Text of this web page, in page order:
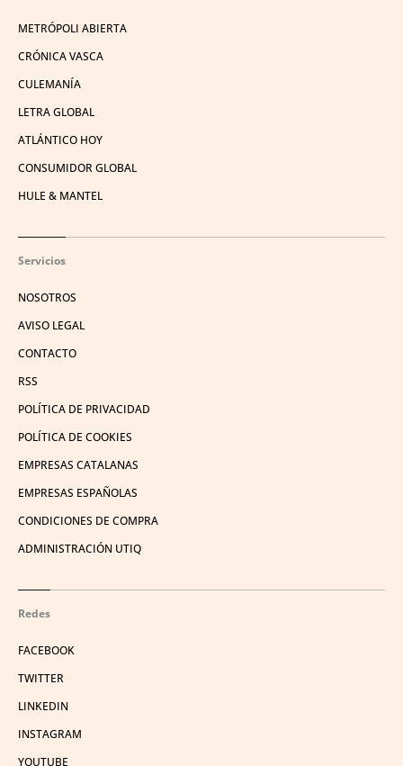
METRÓPOLI ABIERTA
CRÓNICA VASCA
CULEMANÍA
LETRA GLOBAL
ATLÁNTICO HOY
CONSUMIDOR GLOBAL
HULE & MANTEL
Servicios
NOSOTROS
AVISO LEGAL
CONTACTO
RSS
POLÍTICA DE PRIVACIDAD
POLÍTICA DE COOKIES
EMPRESAS CATALANAS
EMPRESAS ESPAÑOLAS
CONDICIONES DE COMPRA
ADMINISTRACIÓN UTIQ
Redes
FACEBOOK
TWITTER
LINKEDIN
INSTAGRAM
YOUTUBE